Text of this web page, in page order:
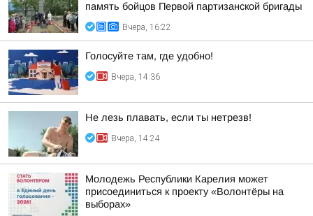
память бойцов Первой партизанской бригады
Вчера, 16:22
Голосуйте там, где удобно!
Вчера, 14:36
Не лезь плавать, если ты нетрезв!
Вчера, 14:24
Молодежь Республики Карелия может
присоединиться к проекту «Волонтёры на
выборах»